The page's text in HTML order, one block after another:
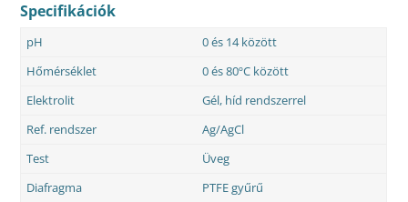
Specifikációk
pH
0 és 14 között
Hőmérséklet
0 és 80ºC között
Elektrolit
Gél, híd rendszerrel
Ref. rendszer
Ag/AgCl
Test
Üveg
Diafragma
PTFE gyűrű